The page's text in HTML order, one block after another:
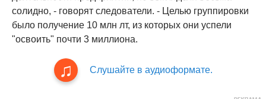
солидно, - говорят следователи. - Целью группировки
было получение 10 млн лт, из которых они успели
"освоить" почти 3 миллиона.
Слушайте в аудиоформате.